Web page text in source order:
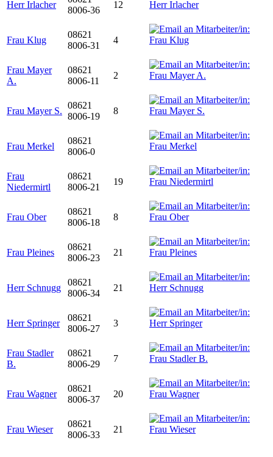
Herr Irlacher
8006-36
12
Frau Klug
08621
8006-31
4
Frau Mayer
A.
08621
8006-11
2
Frau Mayer S.
08621
8006-19
8
Frau Merkel
08621
8006-0
Frau
Niedermirtl
08621
8006-21
19
Frau Ober
08621
8006-18
8
Frau Pleines
08621
8006-23
21
Herr Schnugg
08621
8006-34
21
Herr Springer
08621
8006-27
3
Frau Stadler
B.
08621
8006-29
7
Frau Wagner
08621
8006-37
20
Frau Wieser
08621
8006-33
21